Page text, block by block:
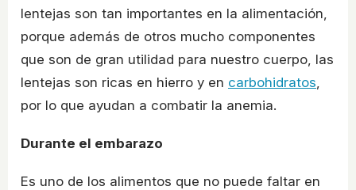
lentejas son tan importantes en la alimentación,
porque además de otros mucho componentes
que son de gran utilidad para nuestro cuerpo, las
lentejas son ricas en hierro y en carbohidratos
por lo que ayudan a combatir la anemia.
Durante el embarazo
Es uno de los alimentos que no puede faltar en